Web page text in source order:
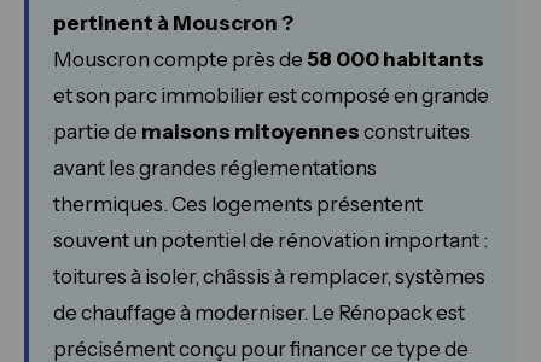
pertinent à Mouscron ?
Mouscron compte près de 58 000 habitants
et son parc immobilier est composé en grande
partie de maisons mitoyennes construites
avant les grandes réglementations
thermiques. Ces logements présentent
souvent un potentiel de rénovation important :
toitures à isoler, châssis à remplacer, systèmes
de chauffage à moderniser. Le Rénopack est
précisément conçu pour financer ce type de